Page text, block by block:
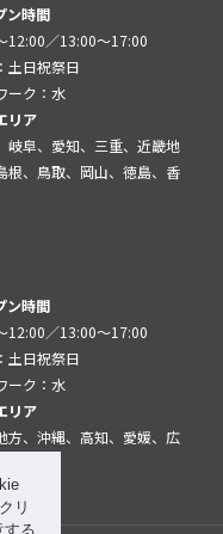
リ
する
ン時間
12:00／13:00～17:00
土日祝祭日
ーク：水
リア
岐阜、愛知、三重、近畿地
根、鳥取、岡山、徳島、香
ン時間
12:00／13:00～17:00
土日祝祭日
ーク：水
リア
方、沖縄、高知、愛媛、広